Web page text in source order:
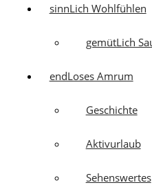
sinnLich Wohlfühlen
gemütLich
endLoses Amrum
Geschichte
Aktivurlaub
Sehenswertes